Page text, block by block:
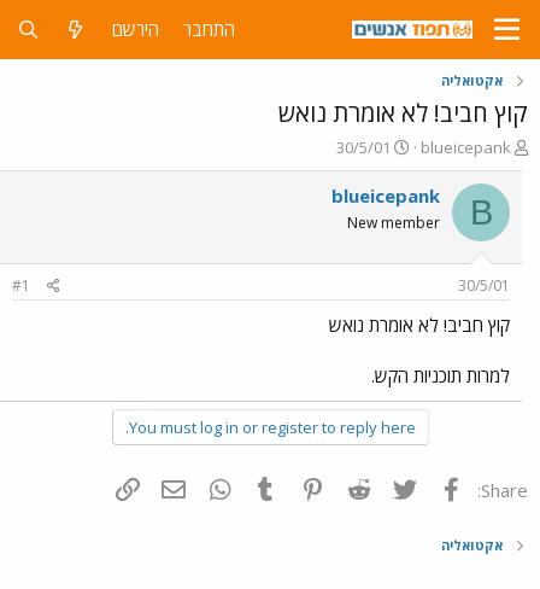
התחבר הירשם
אקטואליה
קוץ חביב! לא אומרת נואש
פ
ו
ת
ח
ה
ש
א
blueicepank
פ
ו
ר
ם
ר
30/5/01
B
blueicepank
New member
30/5/01
#1
קוץ חביב! לא אומרת נואש
למרות תוכניות הקש.
You must log in or register to reply here.
Share: פייסבוק Twitter
Reddit
Pinterest
Tumblr
WhatsAppדואר אלקטרוני
אקטואליה